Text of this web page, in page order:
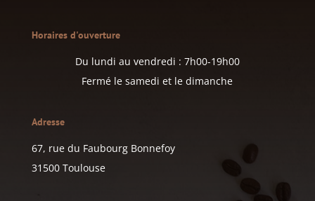
Horaires d'ouverture
Du lundi au vendredi : 7h00-19h00
Fermé le samedi et le dimanche
Adresse
67, rue du Faubourg Bonnefoy
31500 Toulouse